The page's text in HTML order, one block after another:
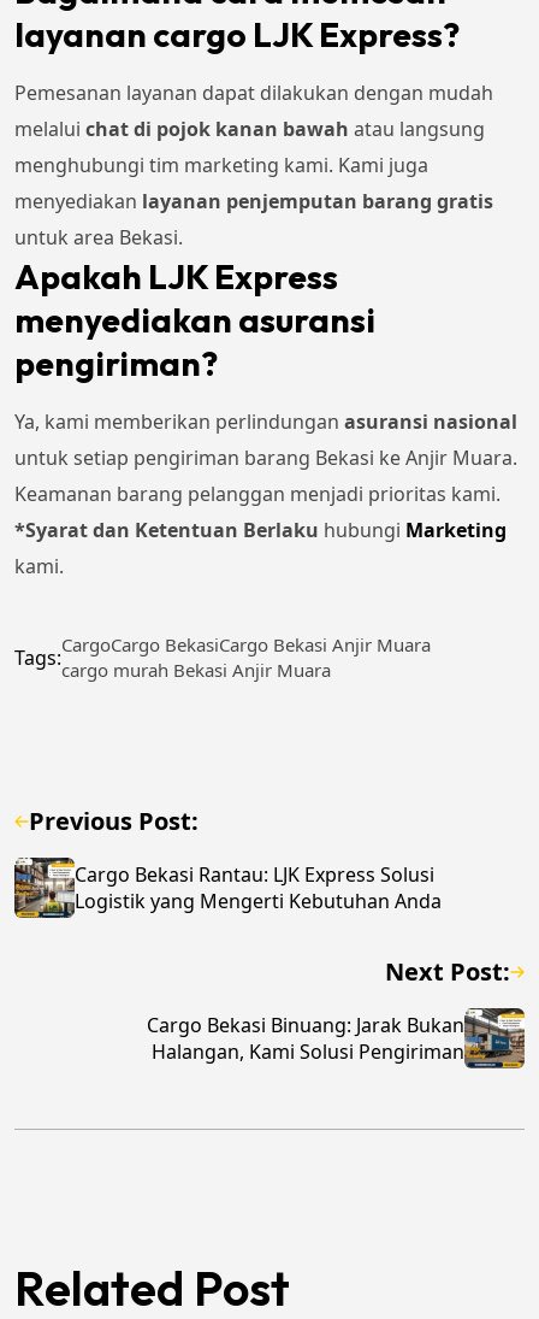
layanan cargo LJK Express?
Pemesanan layanan dapat dilakukan dengan mudah
melalui chat di pojok kanan bawah atau langsung
menghubungi tim marketing kami. Kami juga
menyediakan layanan penjemputan barang gratis
untuk area Bekasi.
Apakah LJK Express
menyediakan asuransi
pengiriman?
Ya, kami memberikan perlindungan asuransi nasional
untuk setiap pengiriman barang Bekasi ke Anjir Muara.
Keamanan barang pelanggan menjadi prioritas kami.
*Syarat dan Ketentuan Berlaku hubungi Marketing
kami.
Tags:CargoCargo BekasiCargo Bekasi Anjir Muara
cargo murah Bekasi Anjir Muara
Previous Post:
Cargo Bekasi Rantau: LJK Express Solusi
Logistik yang Mengerti Kebutuhan Anda
Next Post:
Cargo Bekasi Binuang: Jarak Bukan
Halangan, Kami Solusi Pengiriman
Related Post